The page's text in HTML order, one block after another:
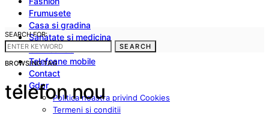
Frumusete
Casa si gradina
Sanatate si medicina
Cum sa fac
Telefoane mobile
Contact
Gdpr
Politica noastra privind Cookies
Termeni si conditii
SEARCH FOR:
SEARCH
BROWSING TAG
telefon nou